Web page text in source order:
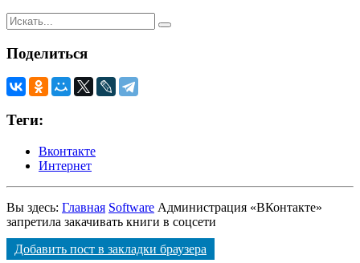
Поделиться
Теги:
Вконтакте
Интернет
Вы здесь: Главная Software Администрация «ВКонтакте»
запретила закачивать книги в соцсети
Добавить пост в закладки браузера